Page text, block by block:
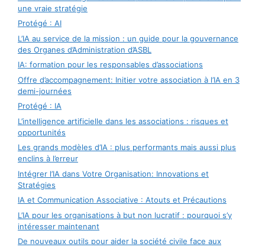
une vraie stratégie
Protégé : AI
L’IA au service de la mission : un guide pour la gouvernance
des Organes d’Administration d’ASBL
IA: formation pour les responsables d’associations
Offre d’accompagnement: Initier votre association à l’IA en 3
demi-journées
Protégé : IA
L’intelligence artificielle dans les associations : risques et
opportunités
Les grands modèles d’IA : plus performants mais aussi plus
enclins à l’erreur
Intégrer l’IA dans Votre Organisation: Innovations et
Stratégies
IA et Communication Associative : Atouts et Précautions
L’IA pour les organisations à but non lucratif : pourquoi s’y
intéresser maintenant
De nouveaux outils pour aider la société civile face aux